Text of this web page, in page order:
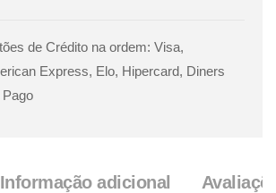
Informação adicional